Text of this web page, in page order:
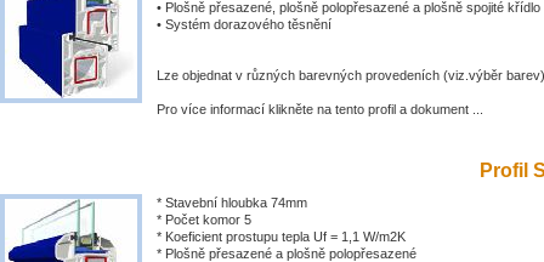
• Plošně přesazené, plošně polopřesazené a plošně spojité křídlo
• Systém dorazového těsnění
Lze objednat v různých barevných provedeních (viz.výběr barev)
Pro více informací klikněte na tento profil a dokument ...
Profil
* Stavební hloubka 74mm
* Počet komor 5
* Koeficient prostupu tepla Uf = 1,1 W/m2K
* Plošně přesazené a plošně polopřesazené